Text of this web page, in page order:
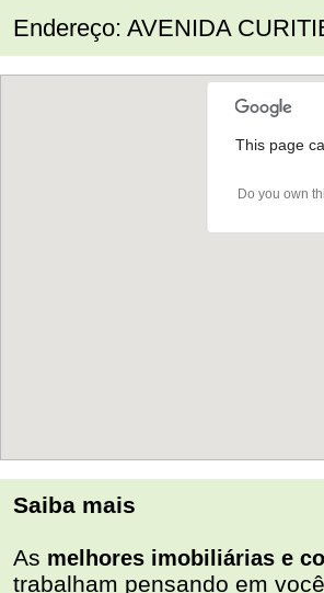
Endereço: AVENIDA
This page
Do you own
Saiba mais
As melhores imobiliárias e
trabalham pensando em